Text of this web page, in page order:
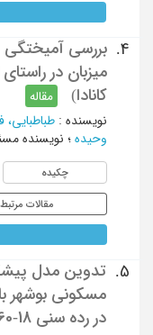
4.
بررسی آمیختگی
میزبان در
کانادا)
مقاله
نویسنده : طباطبایی،
وحیده ؛ نویسنده
چکیده
مقالات مرتبط
5.
تدوین مدل
مسکونی بوشهر
در رده سنی 18-60 سال